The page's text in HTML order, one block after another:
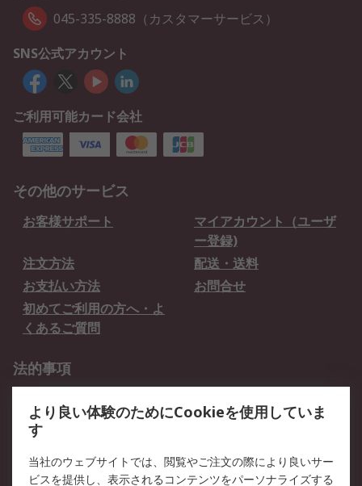
045-335-8888（カスタマーサービス）
SNS公式アカウント
ご利用可能カード会社
その他のサービス
お客様サポート
マイアカウント（ユーザ
ー登録)
注文方法
配送・送料
お支払い方法
お問合せ
初めてご利用の方へ・よ
くあるご質問
法的事項
クッキーポリシー
RSについて
より良い体験のためにCookieを使用していま
す
当社のウェブサイトでは、閲覧やご注文の際により良いサー
ビスを提供し、表示されるコンテンツをパーソナライズする